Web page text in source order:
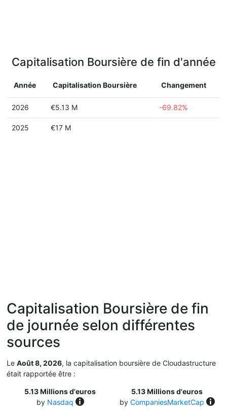
Capitalisation Boursière de fin d'année
Année Capitalisation Boursière Changement
2026 €5.13 M -69.82%
2025 €17 M
Capitalisation Boursière de fin
de journée selon différentes
sources
Le Août 8, 2026, la capitalisation boursière de Cloudastructure
était rapportée être :
5.13 Millions d'euros
by Nasdaq
5.13 Millions d'euros
by CompaniesMarketCap